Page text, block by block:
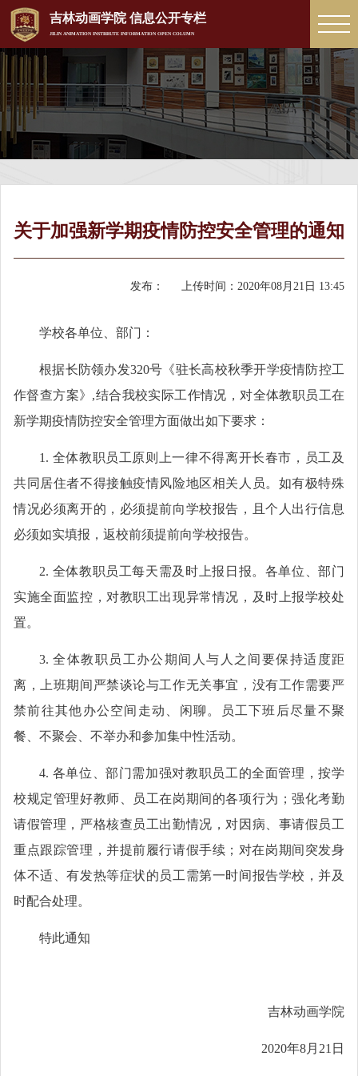
吉林动画学院 信息公开专栏
JILIN ANIMATION INSTRRUTE INFORMATION OPEN COLUMN
关于加强新学期疫情防控安全管理的通知
上传时间： 2020年08月21日 13:45
发布：
学校各单位、部门：
根据长防领办发320号《驻长高校秋季开学疫情防控工
作督查方案》,结合我校实际工作情况，对全体教职员工在
新学期疫情防控安全管理方面做出如下要求：
1. 全体教职员工原则上一律不得离开长春市，员工及
共同居住者不得接触疫情风险地区相关人员。如有极特殊
情况必须离开的，必须提前向学校报告，且个人出行信息
必须如实填报，返校前须提前向学校报告。
2. 全体教职员工每天需及时上报日报。各单位、部门
实施全面监控，对教职工出现异常情况，及时上报学校处
置。
3. 全体教职员工办公期间人与人之间要保持适度距
离，上班期间严禁谈论与工作无关事宜，没有工作需要严
禁前往其他办公空间走动、闲聊。员工下班后尽量不聚
餐、不聚会、不举办和参加集中性活动。
4. 各单位、部门需加强对教职员工的全面管理，按学
校规定管理好教师、员工在岗期间的各项行为；强化考勤
请假管理，严格核查员工出勤情况，对因病、事请假员工
重点跟踪管理，并提前履行请假手续；对在岗期间突发身
体不适、有发热等症状的员工需第一时间报告学校，并及
时配合处理。
特此通知
吉林动画学院
2020年8月21日